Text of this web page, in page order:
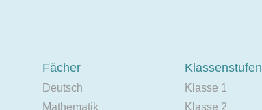
Fächer
Deutsch
Mathematik
Klassenstufen
Klasse 1
Klasse 2